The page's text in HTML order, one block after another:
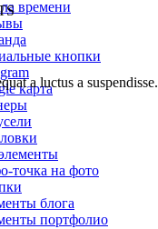
времени
кнопки
карта
точка на фото
блога
портфолио
a luctus a suspendisse.